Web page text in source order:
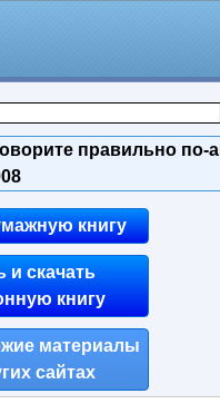
правильно по-
книгу
и скачать
книгу
материалы
сайтах